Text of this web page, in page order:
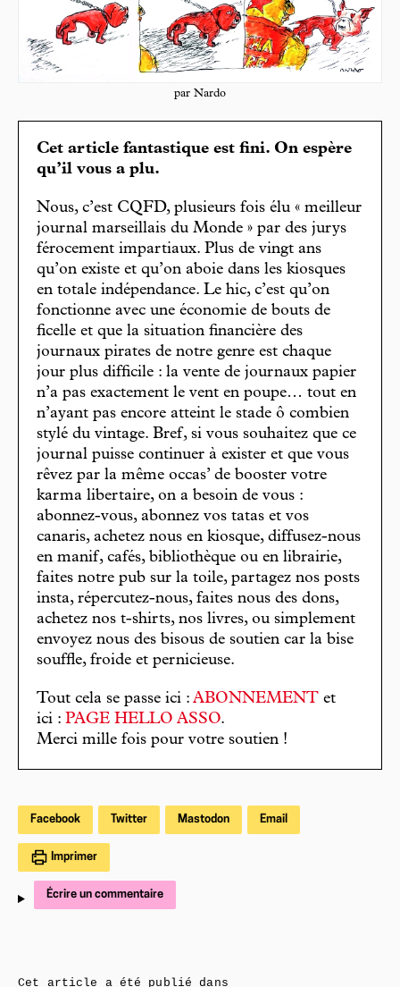
par Nardo
Cet article fantastique est fini. On espère
qu’il vous a plu.
Nous, c’est CQFD, plusieurs fois élu « meilleur
journal marseillais du Monde » par des jurys
férocement impartiaux. Plus de vingt ans
qu’on existe et qu’on aboie dans les kiosques
en totale indépendance. Le hic, c’est qu’on
fonctionne avec une économie de bouts de
ficelle et que la situation financière des
journaux pirates de notre genre est chaque
jour plus difficile : la vente de journaux papier
n’a pas exactement le vent en poupe… tout en
n’ayant pas encore atteint le stade ô combien
stylé du vintage. Bref, si vous souhaitez que ce
journal puisse continuer à exister et que vous
rêvez par la même occas’ de booster votre
karma libertaire, on a besoin de vous :
abonnez-vous, abonnez vos tatas et vos
canaris, achetez nous en kiosque, diffusez-nous
en manif, cafés, bibliothèque ou en librairie,
faites notre pub sur la toile, partagez nos posts
insta, répercutez-nous, faites nous des dons,
achetez nos t-shirts, nos livres, ou simplement
envoyez nous des bisous de soutien car la bise
souffle, froide et pernicieuse.
Tout cela se passe ici : ABONNEMENT et
ici : PAGE HELLO ASSO.
Merci mille fois pour votre soutien !
Facebook Twitter Mastodon Email
Imprimer
Écrire un commentaire
Cet article a été publié dans